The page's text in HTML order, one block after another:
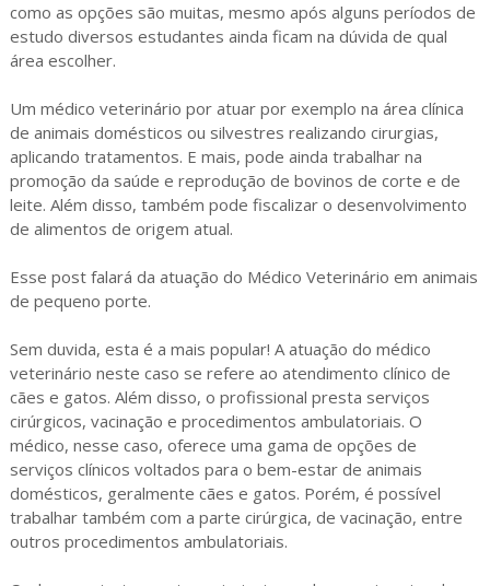
como as opções são muitas, mesmo após alguns períodos de
estudo diversos estudantes ainda ficam na dúvida de qual
área escolher.
Um médico veterinário por atuar por exemplo na área clínica
de animais domésticos ou silvestres realizando cirurgias,
aplicando tratamentos. E mais, pode ainda trabalhar na
promoção da saúde e reprodução de bovinos de corte e de
leite. Além disso, também pode fiscalizar o desenvolvimento
de alimentos de origem atual.
Esse post falará da atuação do Médico Veterinário em animais
de pequeno porte.
Sem duvida, esta é a mais popular! A atuação do médico
veterinário neste caso se refere ao atendimento clínico de
cães e gatos. Além disso, o profissional presta serviços
cirúrgicos, vacinação e procedimentos ambulatoriais. O
médico, nesse caso, oferece uma gama de opções de
serviços clínicos voltados para o bem-estar de animais
domésticos, geralmente cães e gatos. Porém, é possível
trabalhar também com a parte cirúrgica, de vacinação, entre
outros procedimentos ambulatoriais.